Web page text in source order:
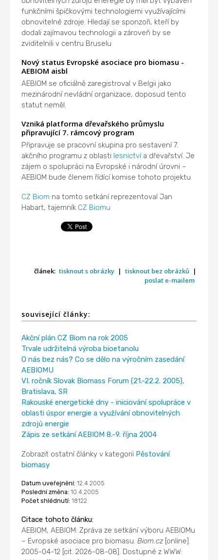
funkčními špičkovými technologiemi využívajícími
obnovitelné zdroje. Hledají se sponzoři, kteří by
dodali zajímavou technologii a zároveň by se
zviditelnili v centru Bruselu
Nový status Evropské asociace pro biomasu -
AEBIOM aisbl
AEBIOM se oficiálně zaregistroval v Belgii jako
mezinárodní nevládní organizace, doposud tento
statut neměl.
Vzniká platforma dřevařského průmyslu
připravující 7. rámcový program
Připravuje se pracovní skupina pro sestavení 7.
akčního programu z oblasti lesnictvía dřevařství. Je
zájem o spolupráci na Evropské i národní úrovni –
AEBIOM bude členem řídící komise tohoto projektu
CZ Biom na tomto setkání reprezentoval Jan
Habart, tajemník CZ Biomu
článek: tisknout s obrázky | tisknout bez obrázků |
poslat e-mailem
související články:
Akční plán CZ Biom na rok 2005
Trvale udržitelná výroba bioetanolu
O nás bez nás? Co se dělo na výročním zasedání
AEBIOMU
VI. ročník Slovak Biomass Forum (21.-22.2. 2005),
Bratislava, SR
Rakouské energetické dny - iniciování spolupráce v
oblasti úspor energie a využívání obnovitelných
zdrojů energie
Zápis ze setkání AEBIOM 8.-9. října 2004
Zobrazit ostatní články v kategorii Pěstování
biomasy
Datum uveřejnění: 12.4.2005
Poslední změna: 10.4.2005
Počet shlédnutí: 18122
Citace tohoto článku:
AEBIOM, AEBIOM: Zpráva ze setkání výboru AEBIOMu
– Evropské asociace pro biomasu.Biom.cz [online].
2005-04-12 [cit. 2026-08-08]. Dostupné z WWW: